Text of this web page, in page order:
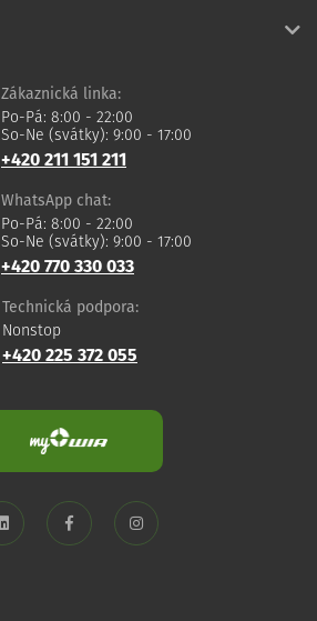
Zákaznická linka:
Po-Pá: 8:00 - 22:00
So-Ne (svátky): 9:00 - 17:00
+420 211 151 211
WhatsApp chat:
Po-Pá: 8:00 - 22:00
So-Ne (svátky): 9:00 - 17:00
+420 770 330 033
Technická podpora:
Nonstop
+420 225 372 055